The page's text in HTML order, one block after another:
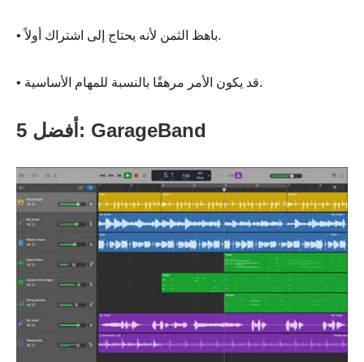
• باهظ الثمن لأنه يحتاج إلى اشتراك أولاً.
• قد يكون الأمر مرهقًا بالنسبة للمهام الأساسية.
أفضل 5: GarageBand